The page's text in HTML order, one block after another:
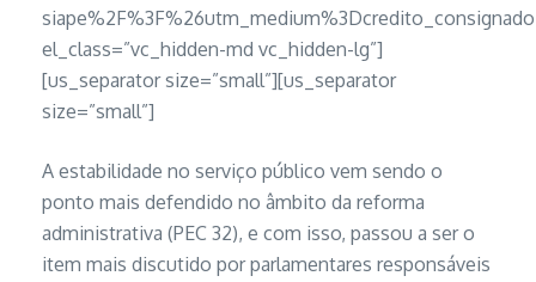
el_class=”vc_hidden-md vc_hidden-lg”]
[us_separator size=”small”][us_separator
size=”small”]
A estabilidade no serviço público vem sendo o
ponto mais defendido no âmbito da reforma
administrativa (PEC 32), e com isso, passou a ser o
item mais discutido por parlamentares responsáveis